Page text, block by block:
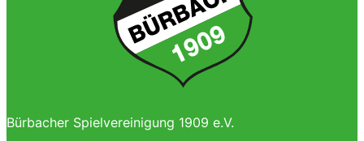
Bürbacher Spielvereinigung 1909 e.V.